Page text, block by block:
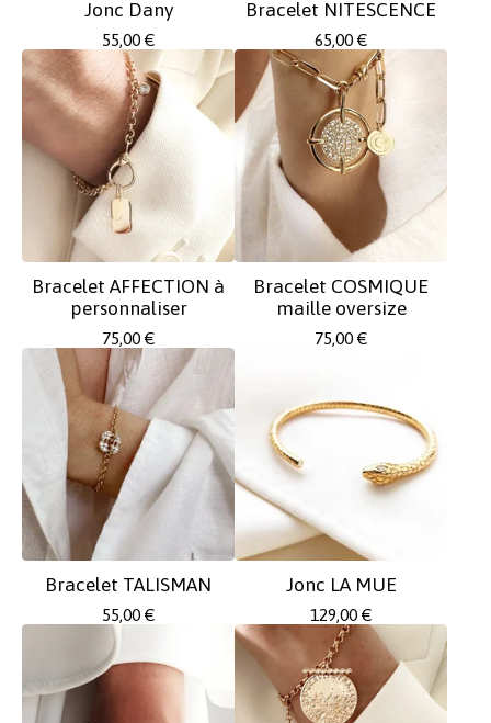
Jonc Dany
55,00 €
Bracelet NITESCENCE
65,00 €
Bracelet AFFECTION à
personnaliser
75,00 €
Bracelet COSMIQUE
maille oversize
75,00 €
Bracelet TALISMAN
55,00 €
Jonc LA MUE
129,00 €